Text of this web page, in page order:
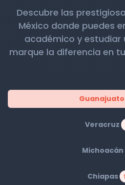
Descubre las
México donde puedes
académico y estudiar
marque la diferencia en
Guanajuato
Veracruz
Michoacán
Chiapas